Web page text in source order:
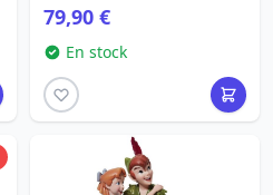
79,90 €
En stock